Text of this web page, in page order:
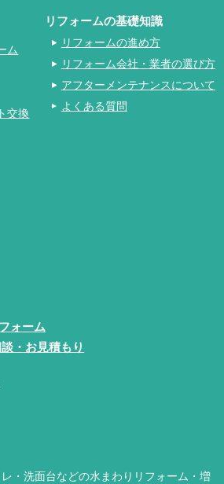
ム
交換
リフォームの基礎知識
リフォームの進め方
リフォーム会社・業者の選び方
アフターメンテナンスについて
よくある質問
ォーム
・お見積もり
・洗面台などの水まわりリフォーム・増